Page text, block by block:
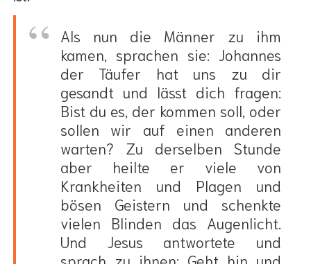
Als nun die Männer zu ihm
kamen, sprachen sie: Johannes
der Täufer hat uns zu dir
gesandt und lässt dich fragen:
Bist du es, der kommen soll, oder
sollen wir auf einen anderen
warten? Zu derselben Stunde
aber heilte er viele von
Krankheiten und Plagen und
bösen Geistern und schenkte
vielen Blinden das Augenlicht.
Und Jesus antwortete und